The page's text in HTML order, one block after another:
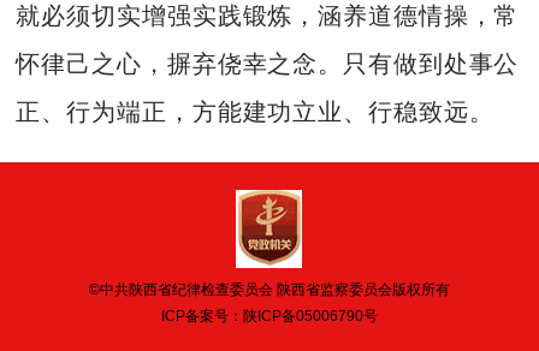
就必须切实增强实践锻炼，涵养道德情操，常
怀律己之心，摒弃侥幸之念。只有做到处事公
正、行为端正，方能建功立业、行稳致远。
©中共陕西省纪律检查委员会 陕西省监察委员会版权所有
ICP备案号： 陕ICP备05006790号